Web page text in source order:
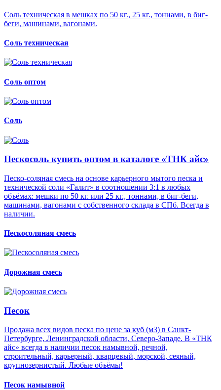
Соль техническая в мешках по 50 кг., 25 кг., тоннами, в биг-
беги, машинами, вагонами.
Соль техническая
Соль оптом
Соль
Пескосоль купить оптом в каталоге «ТНК айс»
Песко-соляная смесь на основе карьерного мытого песка и
технической соли «Галит» в соотношении 3:1 в любых
объёмах: мешки по 50 кг. или 25 кг., тоннами, в биг-беги,
машинами, вагонами с собственного склада в СПб. Всегда в
наличии.
Пескосоляная смесь
Дорожная смесь
Песок
Продажа всех видов песка по цене за куб (м3) в Санкт-
Петербурге, Ленинградской области, Северо-Западе. В «ТНК
айс» всегда в наличии песок намывной, речной,
строительный, карьерный, кварцевый, морской, сеяный,
крупнозернистый. Любые объёмы!
Песок намывной